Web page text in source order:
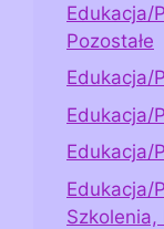
Edukacja/
Pozostałe
Edukacja/
Edukacja/
Edukacja/
Edukacja/
Szkolenia,